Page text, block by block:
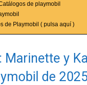
de playmobil
de Playmobil ( pulsa aquí )
Marinette y
de